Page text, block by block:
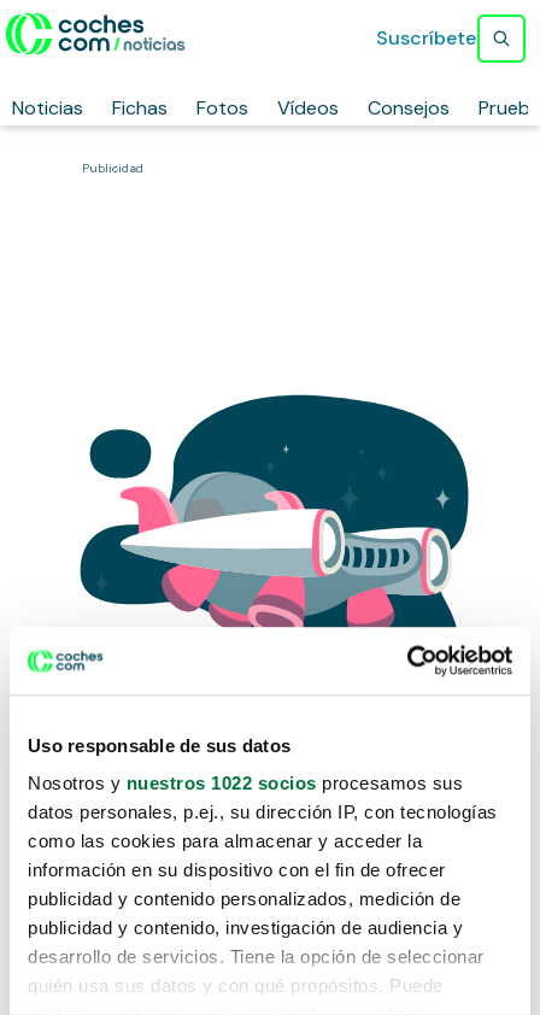
Uso responsable de sus datos
Nosotros y nuestros 1022 socios procesamos sus
datos personales, p.ej., su dirección IP, con tecnologías
como las cookies para almacenar y acceder la
información en su dispositivo con el fin de ofrecer
publicidad y contenido personalizados, medición de
publicidad y contenido, investigación de audiencia y
desarrollo de servicios. Tiene la opción de seleccionar
quién usa sus datos y con qué propósitos. Puede
Noticias Fichas Fotos Vídeos Consejos
Suscríbete
Publicidad
Lo sentimos, no sabemos como
te hemos traido hasta aquí.
Pero puedes encontrar el coche que estás
buscando en alguno de estos enlaces: